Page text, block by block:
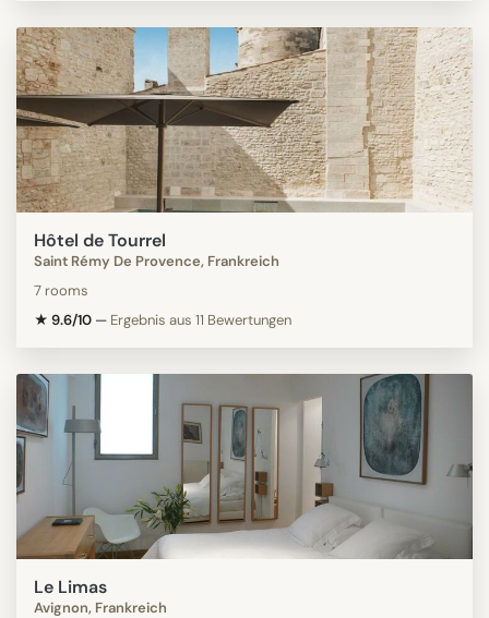
Hôtel de Tourrel
Saint Rémy De Provence, Frankreich
7 rooms
★ 9.6/10 — Ergebnis aus 11 Bewertungen
Le Limas
Avignon, Frankreich